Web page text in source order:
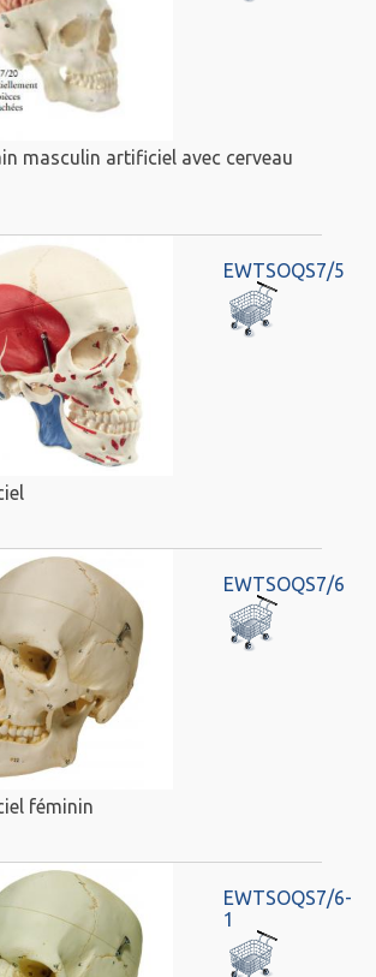
masculin artificiel avec cerveau
EWTSOQS7/5
EWTSOQS7/6
féminin
EWTSOQS7/6-
1